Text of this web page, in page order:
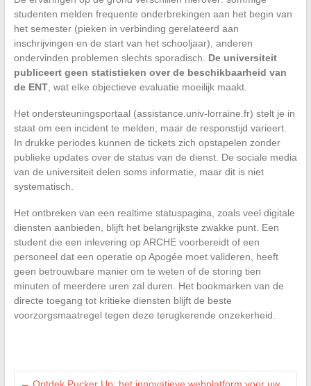
studenten melden frequente onderbrekingen aan het begin van
het semester (pieken in verbinding gerelateerd aan
inschrijvingen en de start van het schooljaar), anderen
ondervinden problemen slechts sporadisch. De universiteit
publiceert geen statistieken over de beschikbaarheid van
de ENT, wat elke objectieve evaluatie moeilijk maakt.
Het ondersteuningsportaal (assistance.univ-lorraine.fr) stelt je in
staat om een incident te melden, maar de responstijd varieert.
In drukke periodes kunnen de tickets zich opstapelen zonder
publieke updates over de status van de dienst. De sociale media
van de universiteit delen soms informatie, maar dit is niet
systematisch.
Het ontbreken van een realtime statuspagina, zoals veel digitale
diensten aanbieden, blijft het belangrijkste zwakke punt. Een
student die een inlevering op ARCHE voorbereidt of een
personeel dat een operatie op Apogée moet valideren, heeft
geen betrouwbare manier om te weten of de storing tien
minuten of meerdere uren zal duren. Het bookmarken van de
directe toegang tot kritieke diensten blijft de beste
voorzorgsmaatregel tegen deze terugkerende onzekerheid.